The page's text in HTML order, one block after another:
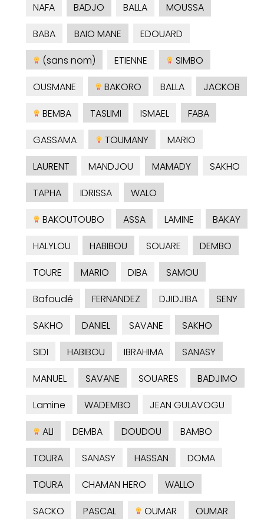
NAFA
BADJO BALLA
MOUSSA
BABA
BAIO MANE
EDOUARD
(sans nom)
ETIENNE
SIMBO
OUSMANE
BAKORO BALLA
JACKOB
BEMBA
TASLIMI ISMAEL
FABA
GASSAMA
TOUMANY
MARIO
LAURENT
MANDJOU MAMADY
SAKHO
TAPHA
IDRISSA
WALO
BAKOUTOUBO
ASSA LAMINE
BAKAY
HALYLOU
HABIBOU SOUARE
DEMBO
TOURE
MARIO DIBA
SAMOU
Bafoudé
FERNANDEZ DJIDJIBA
SENY
SAKHO
DANIEL SAVANE
SAKHO
SIDI
HABIBOU IBRAHIMA
SANASY
MANUEL
SAVANE SOUARES
BADJIMO
Lamine
WADEMBO
JEAN GULAVOGU
ALI
DEMBA DOUDOU
BAMBO
TOURA
SANASY HASSAN
DOMA
TOURA
CHAMAN HERO
WALLO
SACKO
PASCAL OUMAR OUMAR